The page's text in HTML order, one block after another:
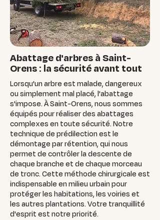
Abattage d'arbres à Saint-
Orens : la sécurité avant tout
Lorsqu'un arbre est malade, dangereux
ou simplement mal placé, l'abattage
s'impose. À Saint-Orens, nous sommes
équipés pour réaliser des abattages
complexes en toute sécurité. Notre
technique de prédilection est le
démontage par rétention, qui nous
permet de contrôler la descente de
chaque branche et de chaque morceau
de tronc. Cette méthode chirurgicale est
indispensable en milieu urbain pour
protéger les habitations, les voiries et
les autres plantations. Votre tranquillité
d'esprit est notre priorité.